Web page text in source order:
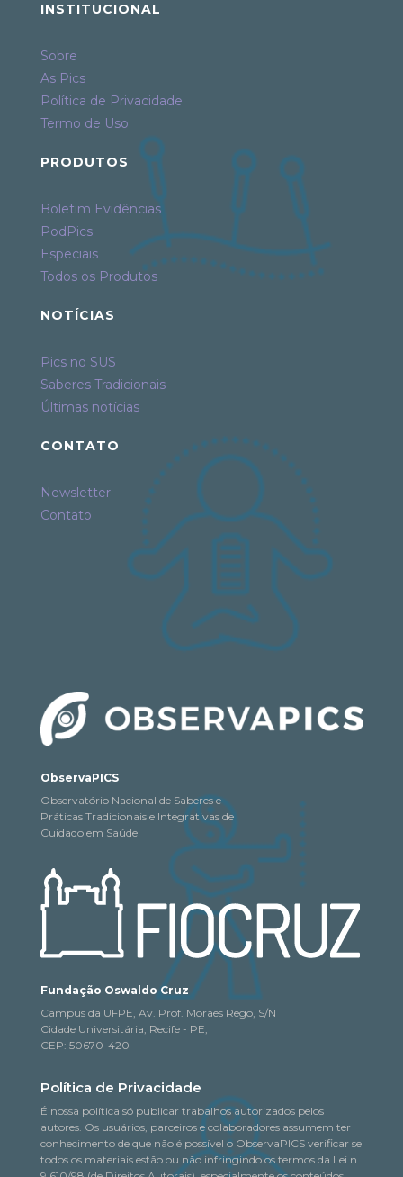
INSTITUCIONAL
Sobre
As Pics
Política de Privacidade
Termo de Uso
PRODUTOS
Boletim Evidências
PodPics
Especiais
Todos os Produtos
NOTÍCIAS
Pics no SUS
Saberes Tradicionais
Últimas notícias
CONTATO
Newsletter
Contato
ObservaPICS
Observatório Nacional de Saberes e
Práticas Tradicionais e Integrativas de
Cuidado em Saúde
Fundação Oswaldo Cruz
Campus da UFPE, Av. Prof. Moraes Rego, S/N
Cidade Universitária, Recife - PE,
CEP: 50670-420
Política de Privacidade
É nossa política só publicar trabalhos autorizados pelos
autores. Os usuários, parceiros e colaboradores assumem ter
conhecimento de que não é possível o ObservaPICS verificar se
todos os materiais estão ou não infringindo os termos da Lei n.